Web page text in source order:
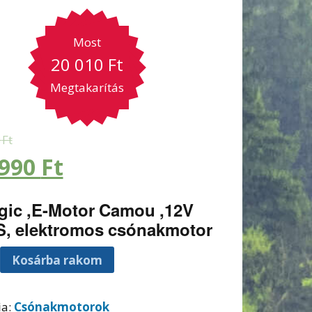
Most
20 010 Ft
Megtakarítás
Ft
Ft
,E-Motor Camou ,12V
elektromos csónakmotor
Kosárba rakom
Csónakmotorok